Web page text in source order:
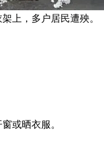
上，多户居民遭殃。
或晒衣服。